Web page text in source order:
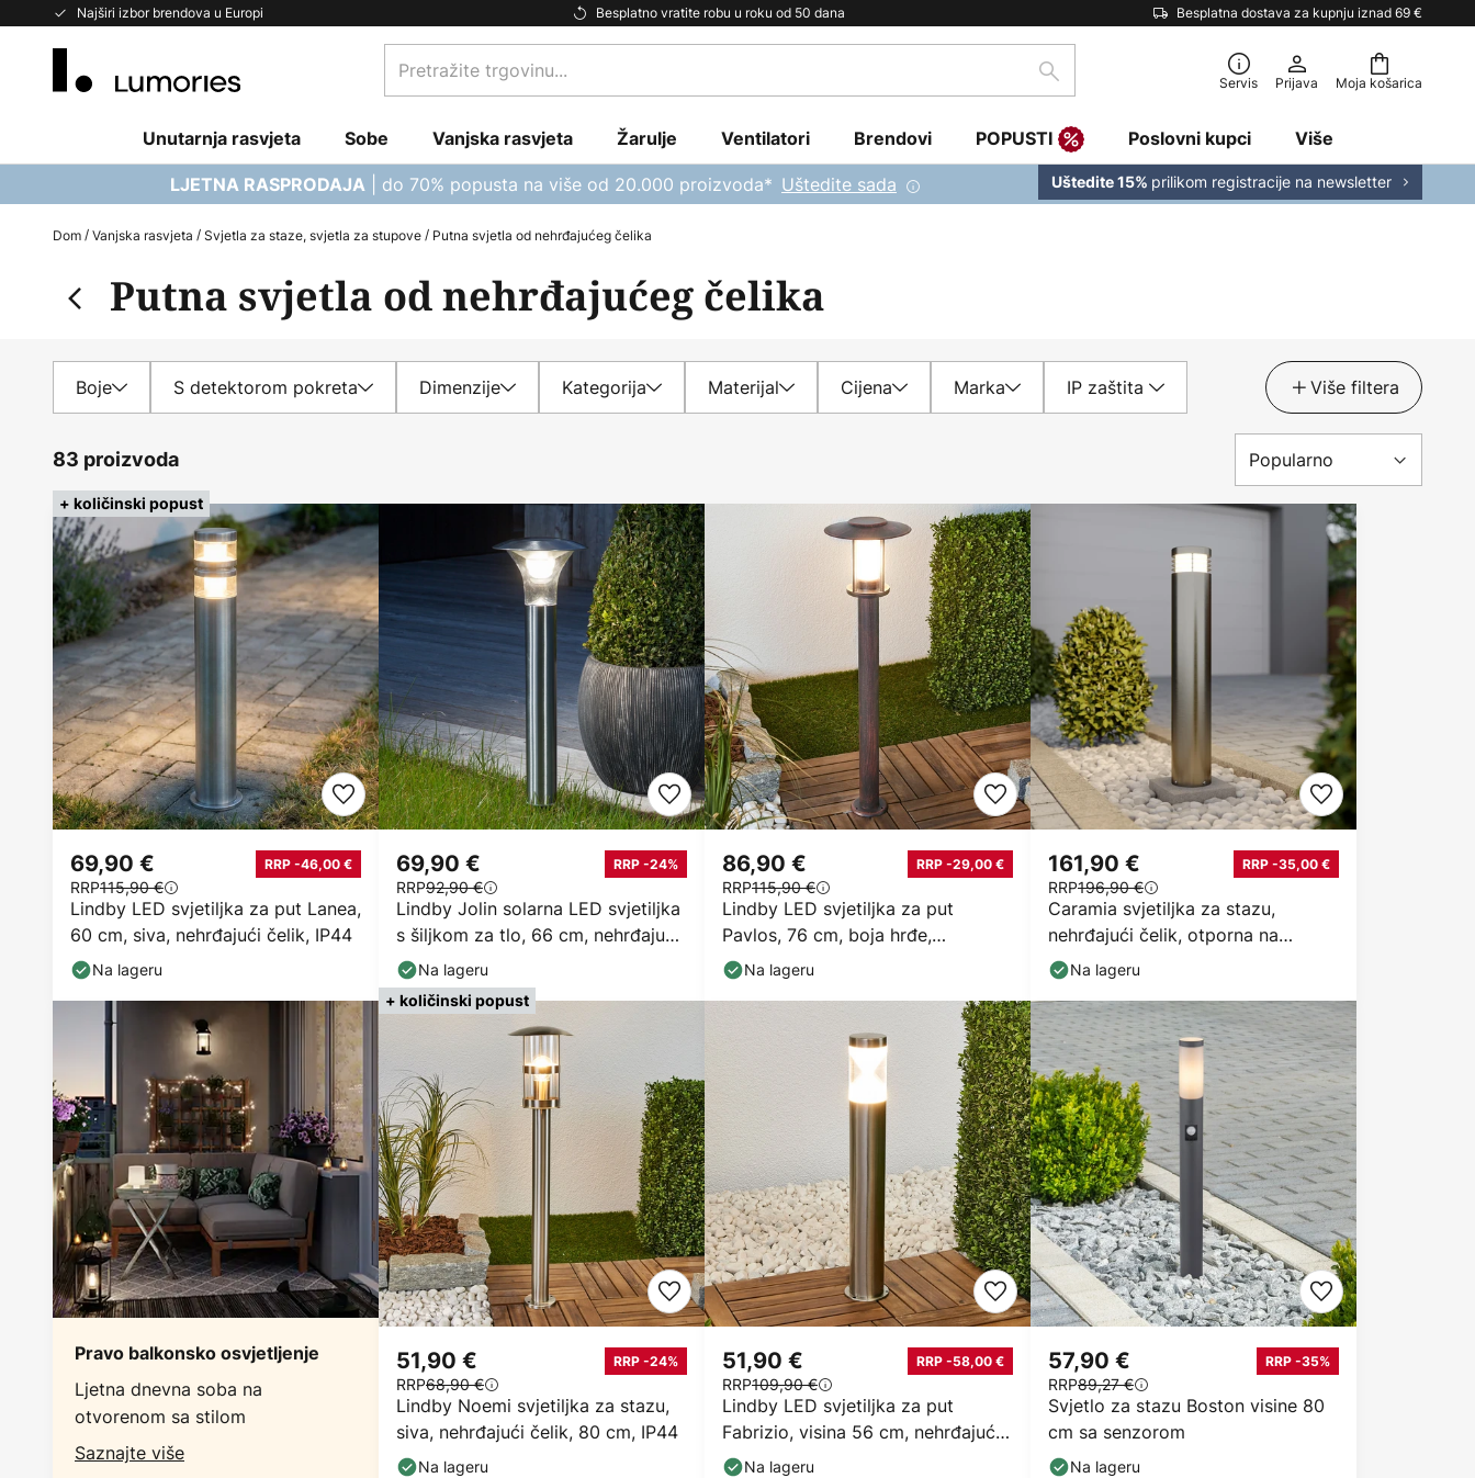
Najširi izbor brendova u Europi Besplatno vratite robu u roku od 50 dana Besplatna dostava za kupnju iznad 69 €
Skip
Moja košarica
Pretražite
trgovinu...
traži Servis Prijava
Unutarnja rasvjeta Sobe Vanjska rasvjeta Žarulje Ventilatori Brendovi POPUSTI Poslovni kupci Više
LJETNA RASPRODAJA | do 70% popusta na više od 20.000 proizvoda* Uštedite sada Uštedite 15% prilikom registracije na newsletter
Dom Vanjska rasvjeta Svjetla za staze, svjetla za stupove Putna svjetla od nehrđajućeg čelika
Putna svjetla od nehrđajućeg čelika
Boje S detektorom pokreta Dimenzije Kategorija Materijal Cijena Marka IP zaštita Više filtera
83 proizvoda
+ količinski popust
Lindby LED svjetiljka za put Lanea,
60 cm, siva, nehrđajući čelik, IP44
69,90 € RRP -46,00 €
RRP115,90 €
Na lageru
Lindby Jolin solarna LED svjetiljka
s šiljkom za tlo, 66 cm, nehrđajući
čelik
69,90 € RRP -24%
RRP92,90 €
Na lageru
Lindby LED svjetiljka za put
Pavlos, 76 cm, boja hrđe,
nehrđajući čelik
86,90 € RRP -29,00 €
RRP115,90 €
Na lageru
Caramia svjetiljka za stazu,
nehrđajući čelik, otporna na
morsku vodu
161,90 € RRP -35,00 €
RRP196,90 €
Na lageru
Pravo balkonsko osvjetljenje
Ljetna dnevna soba na
otvorenom sa stilom
Saznajte više
+ količinski popust
Lindby Noemi svjetiljka za stazu,
siva, nehrđajući čelik, 80 cm, IP44
51,90 € RRP -24%
RRP68,90 €
Na lageru
Lindby LED svjetiljka za put
Fabrizio, visina 56 cm, nehrđajući
čelik
51,90 € RRP -58,00 €
RRP109,90 €
Na lageru
Svjetlo za stazu Boston visine 80
cm sa senzorom
57,90 € RRP -35%
RRP89,27 €
Na lageru